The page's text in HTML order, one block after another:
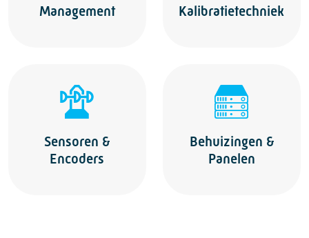
Management
Kalibratietechniek
Sensoren &
Encoders
Behuizingen &
Panelen